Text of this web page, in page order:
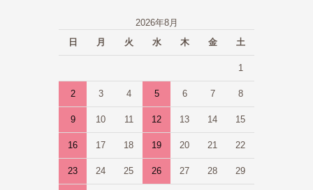
2026年8月
日
月 火 水 木 金 土
1
2 3 4 5 6 7 8
9 10 11 12 13 14 15
16 17 18 19 20 21 22
23 24 25 26 27 28 29